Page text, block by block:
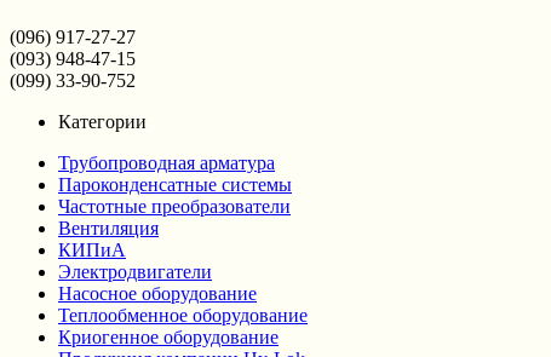
(096) 917-27-27
(093) 948-47-15
(099) 33-90-752
Категории
Трубопроводная арматура
Пароконденсатные системы
Частотные преобразователи
Вентиляция
КИПиА
Электродвигатели
Насосное оборудование
Теплообменное оборудование
Криогенное оборудование